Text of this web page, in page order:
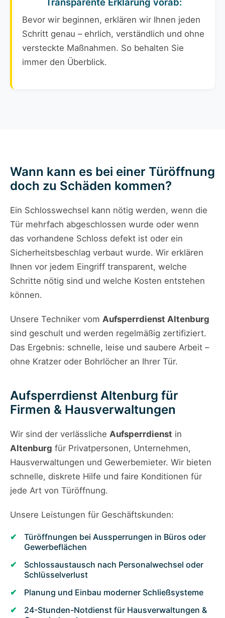
Transparente Erklärung vorab:
Bevor wir beginnen, erklären wir Ihnen jeden
Schritt genau – ehrlich, verständlich und ohne
versteckte Maßnahmen. So behalten Sie
immer den Überblick.
Wann kann es bei einer Türöffnung
doch zu Schäden kommen?
Ein Schlosswechsel kann nötig werden, wenn die
Tür mehrfach abgeschlossen wurde oder wenn
das vorhandene Schloss defekt ist oder ein
Sicherheitsbeschlag verbaut wurde. Wir erklären
Ihnen vor jedem Eingriff transparent, welche
Schritte nötig sind und welche Kosten entstehen
können.
Unsere Techniker vom Aufsperrdienst Altenburg
sind geschult und werden regelmäßig zertifiziert.
Das Ergebnis: schnelle, leise und saubere Arbeit –
ohne Kratzer oder Bohrlöcher an Ihrer Tür.
Aufsperrdienst Altenburg für
Firmen & Hausverwaltungen
Wir sind der verlässliche Aufsperrdienst in
Altenburg für Privatpersonen, Unternehmen,
Hausverwaltungen und Gewerbemieter. Wir bieten
schnelle, diskrete Hilfe und faire Konditionen für
jede Art von Türöffnung.
Unsere Leistungen für Geschäftskunden:
Türöffnungen bei Aussperrungen in Büros oder
Gewerbeflächen
Schlossaustausch nach Personalwechsel oder
Schlüsselverlust
Planung und Einbau moderner Schließsysteme
24-Stunden-Notdienst für Hausverwaltungen &